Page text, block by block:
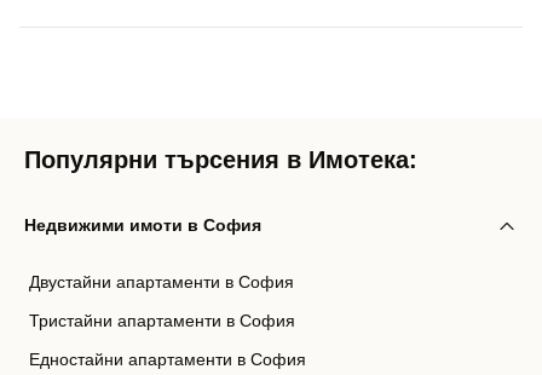
Вход
или използвай профил
Вход с Google
Вход с Facebook
Популярни търсения в Имотека:
Недвижими имоти в София
Двустайни апартаменти в София
Тристайни апартаменти в София
Едностайни апартаменти в София